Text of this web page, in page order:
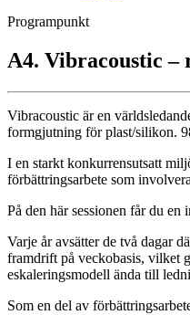
Programpunkt
A4. Vibracoustic –
Vibracoustic är en
formgjutning för plast/silikon.
I en starkt konkurrensutsatt
förbättringsarbete som
På den här sessionen får du
Varje år avsätter de två dagar
framdrift på veckobasis, vilket
eskaleringsmodell ända till
Som en del av